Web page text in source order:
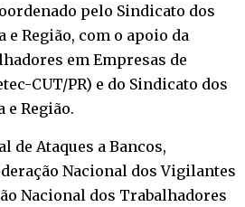
pelo Sindicato dos
Região, com o apoio da
em Empresas de
CUT/PR) e do Sindicato dos
e Região.
de Ataques a Bancos,
Nacional dos Vigilantes
Nacional dos Trabalhadores